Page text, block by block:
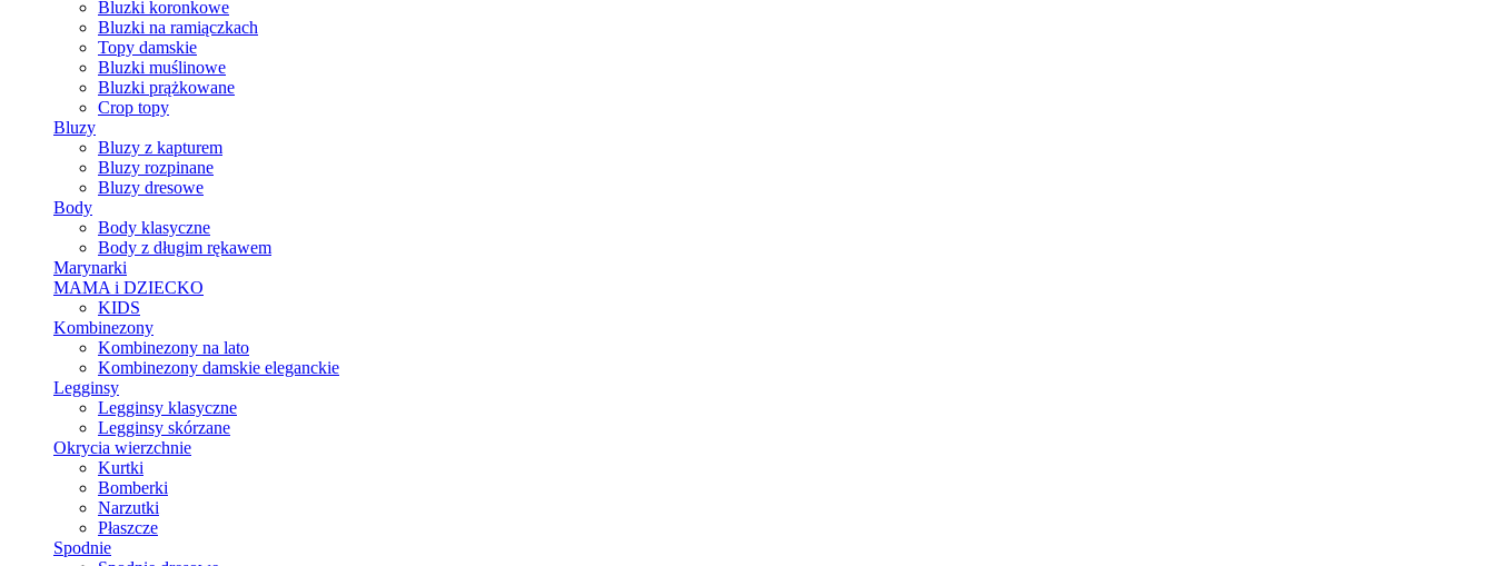
Bluzki koronkowe
Bluzki na ramiączkach
Topy damskie
Bluzki muślinowe
Bluzki prążkowane
Crop topy
Bluzy
Bluzy z kapturem
Bluzy rozpinane
Bluzy dresowe
Body
Body klasyczne
Body z długim rękawem
Marynarki
MAMA i DZIECKO
KIDS
Kombinezony
Kombinezony na lato
Kombinezony damskie eleganckie
Legginsy
Legginsy klasyczne
Legginsy skórzane
Okrycia wierzchnie
Kurtki
Bomberki
Narzutki
Płaszcze
Spodnie